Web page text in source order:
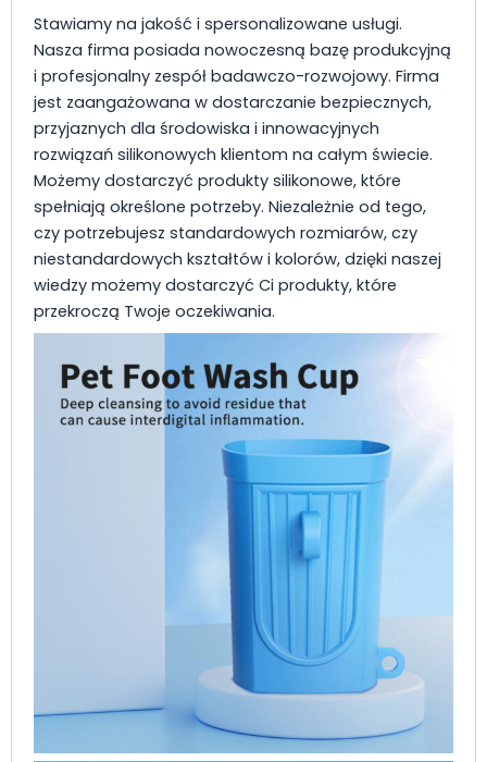
Stawiamy na jakość i spersonalizowane usługi.
Nasza firma posiada nowoczesną bazę produkcyjną
i profesjonalny zespół badawczo-rozwojowy. Firma
jest zaangażowana w dostarczanie bezpiecznych,
przyjaznych dla środowiska i innowacyjnych
rozwiązań silikonowych klientom na całym świecie.
Możemy dostarczyć produkty silikonowe, które
spełniają określone potrzeby. Niezależnie od tego,
czy potrzebujesz standardowych rozmiarów, czy
niestandardowych kształtów i kolorów, dzięki naszej
wiedzy możemy dostarczyć Ci produkty, które
przekroczą Twoje oczekiwania.